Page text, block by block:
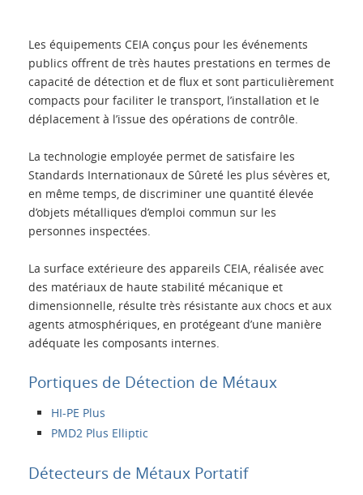
Applications
Produits
Présentation
Contacts
Langue
Les équipements CEIA conçus pour les événements
publics offrent de très hautes prestations en termes de
capacité de détection et de flux et sont particulièrement
compacts pour faciliter le transport, l’installation et le
déplacement à l’issue des opérations de contrôle.
La technologie employée permet de satisfaire les
Standards Internationaux de Sûreté les plus sévères et,
en même temps, de discriminer une quantité élevée
d’objets métalliques d’emploi commun sur les
personnes inspectées.
La surface extérieure des appareils CEIA, réalisée avec
des matériaux de haute stabilité mécanique et
dimensionnelle, résulte très résistante aux chocs et aux
agents atmosphériques, en protégeant d’une manière
adéquate les composants internes.
Portiques de Détection de Métaux
HI-PE Plus
PMD2 Plus Elliptic
Détecteurs de Métaux Portatif